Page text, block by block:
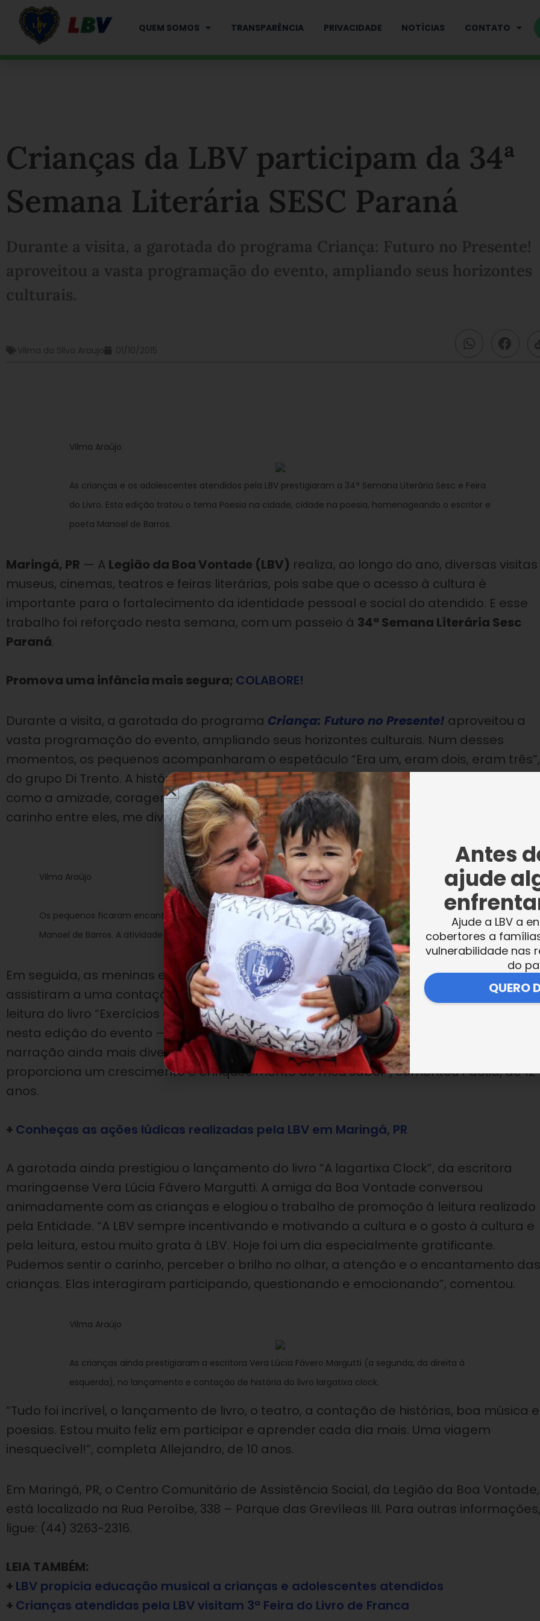
QUEM SOMOS TRANSPARÊNCIA PRIVACIDADE NOTÍCIAS CONTATO
Crianças da LBV participam da 34ª
Semana Literária SESC Paraná
Durante a visita, a garotada do programa Criança: Futuro no Presente!
aproveitou a vasta programação do evento, ampliando seus horizontes
culturais.
Vilma da Silva Araujo 01/10/2015
Vilma Araújo
As crianças e os adolescentes atendidos pela LBV prestigiaram a 34ª Semana Literária Sesc e Feira
do Livro. Esta edição tratou o tema Poesia na cidade, cidade na poesia, homenageando o escritor e
poeta Manoel de Barros.
Maringá, PR — A Legião da Boa Vontade (LBV) realiza, ao longo do ano, diversas
museus, cinemas, teatros e feiras literárias, pois sabe que o acesso à cultura é
importante para o fortalecimento da identidade pessoal e social do atendido. E esse
trabalho foi reforçado nesta semana, com um passeio à 34ª Semana Literária Sesc
Paraná.
Promova uma infância mais segura; COLABORE!
Durante a visita, a garotada do programa Criança: Futuro no Presente! aproveitou a
vasta programação do evento, ampliando seus horizontes culturais. Num desses
momentos, os pequenos acompanharam o espetáculo “Era um, eram dois, eram três”,
do grupo Di Trento. A história conta as aventuras de três ratinhos, disseminando
como a amizade, coragem e a determinação. “Fiquei emocionado com a amizade e o
carinho entre eles, me diverti muito”, disse o pequeno Lucas Roberto, de 7 anos.
Vilma Araújo
Os pequenos ficaram encantados com a contação de histórias do livro Exercícios de ser criança, do autor
Manoel de Barros. A atividade foi ministrada pela contadora de histórias Raquel Menegazzo.
Em seguida, as meninas e os meninos mergulharam no mundo dos contos de fada e
assistiram a uma contação de histórias ministrada por Raquel Menegazzo. Ela realizou
leitura do livro “Exercícios de ser criança”, de Manoel de Barros — autor homenageado
nesta edição do evento —, utilizando objetos lúdicos e pedagógicos a fim de tornar a
narração ainda mais divertida. “Sou feliz em participar da LBV, pois, sempre me
proporciona um crescimento e enriquecimento do meu saber”, comentou Paolla, de 12
anos.
+ Conheças as ações lúdicas realizadas pela LBV em Maringá, PR
A garotada ainda prestigiou o lançamento do livro “A lagartixa Clock”, da escritora
maringaense Vera Lúcia Fávero Margutti. A amiga da Boa Vontade conversou
animadamente com as crianças e elogiou o trabalho de promoção à leitura realizado
pela Entidade. “A LBV sempre incentivando e motivando a cultura e o gosto à cultura e
pela leitura, estou muito grata à LBV. Hoje foi um dia especialmente gratificante.
Pudemos sentir o carinho, perceber o brilho no olhar, a atenção e o encantamento das
crianças. Elas interagiram participando, questionando e emocionando”, comentou.
Vilma Araújo
As crianças ainda prestigiaram a escritora Vera Lúcia Fávero Margutti (a segunda, da direita à
esquerda), no lançamento e contação de história do livro largatixa clock.
“Tudo foi incrível, o lançamento de livro, o teatro, a contação de histórias, boa música e
poesias. Estou muito feliz em participar e aprender cada dia mais. Uma viagem
inesquecível!”, completa Allejandro, de 10 anos.
Em Maringá, PR, o Centro Comunitário de Assistência Social, da Legião da Boa Vontade,
está localizado na Rua Peroíbe, 338 – Parque das Grevíleas III. Para outras informações,
ligue: (44) 3263-2316.
LEIA TAMBÉM:
+ LBV propicia educação musical a crianças e adolescentes atendidos
+ Crianças atendidas pela LBV visitam 3ª Feira do Livro de Franca
Antes
ajude
Ajude a LBV a
cobertores a
vulnerabilidade nas
do
QUERO